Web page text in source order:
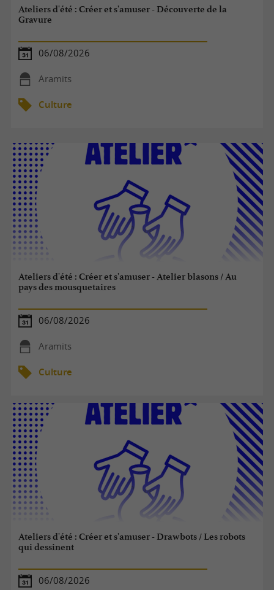
Ateliers d'été : Créer et s'amuser - Découverte de la
Gravure
06/08/2026
Aramits
Culture
Ateliers d'été : Créer et s'amuser - Atelier blasons / Au
pays des mousquetaires
06/08/2026
Aramits
Culture
Ateliers d'été : Créer et s'amuser - Drawbots / Les robots
qui dessinent
06/08/2026